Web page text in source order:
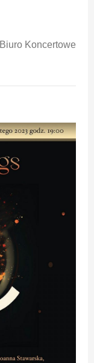
Biuro Koncertowe